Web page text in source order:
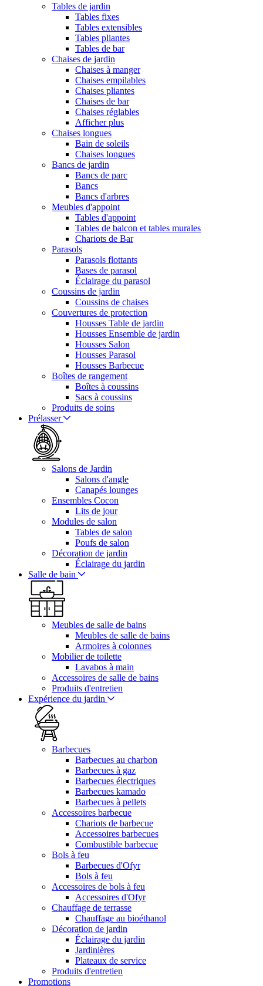
Tables de jardin
Tables fixes
Tables extensibles
Tables pliantes
Tables de bar
Chaises de jardin
Chaises à manger
Chaises empilables
Chaises pliantes
Chaises de bar
Chaises réglables
Afficher plus
Chaises longues
Bain de soleils
Chaises longues
Bancs de jardin
Bancs de parc
Bancs
Bancs d'arbres
Meubles d'appoint
Tables d'appoint
Tables de balcon et tables murales
Chariots de Bar
Parasols
Parasols flottants
Bases de parasol
Éclairage du parasol
Coussins de jardin
Coussins de chaises
Couvertures de protection
Housses Table de jardin
Housses Ensemble de jardin
Housses Salon
Housses Parasol
Housses Barbecue
Boîtes de rangement
Boîtes à coussins
Sacs à coussins
Produits de soins
Prélasser
Salons de Jardin
Salons d'angle
Canapés lounges
Ensembles Cocon
Lits de jour
Modules de salon
Tables de salon
Poufs de salon
Décoration de jardin
Éclairage du jardin
Salle de bain
Meubles de salle de bains
Meubles de salle de bains
Armoires à colonnes
Mobilier de toilette
Lavabos à main
Accessoires de salle de bains
Produits d'entretien
Expérience du jardin
Barbecues
Barbecues au charbon
Barbecues à gaz
Barbecues électriques
Barbecues kamado
Barbecues à pellets
Accessoires barbecue
Chariots de barbecue
Accessoires barbecues
Combustible barbecue
Bols à feu
Barbecues d'Ofyr
Bols à feu
Accessoires de bols à feu
Accessoires d'Ofyr
Chauffage de terrasse
Chauffage au bioéthanol
Décoration de jardin
Éclairage du jardin
Jardinières
Plateaux de service
Produits d'entretien
Promotions